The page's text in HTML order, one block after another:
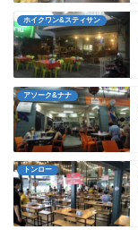
ホイクワン&スティサン
アソーク&ナナ
トンロー